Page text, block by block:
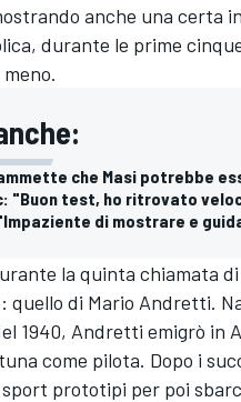
anche una certa
durante le prime
ammette che Masi potrebbe
"Buon test, ho ritrovato
"Impaziente di mostrare e
la quinta chiamata
quello di Mario Andretti.
1940, Andretti emigrò in
come pilota. Dopo i
prototipi per poi